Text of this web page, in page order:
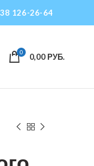
126-26-64
0 0,00РУБ.